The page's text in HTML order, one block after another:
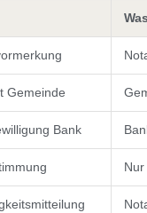
Gemeinde
Bank